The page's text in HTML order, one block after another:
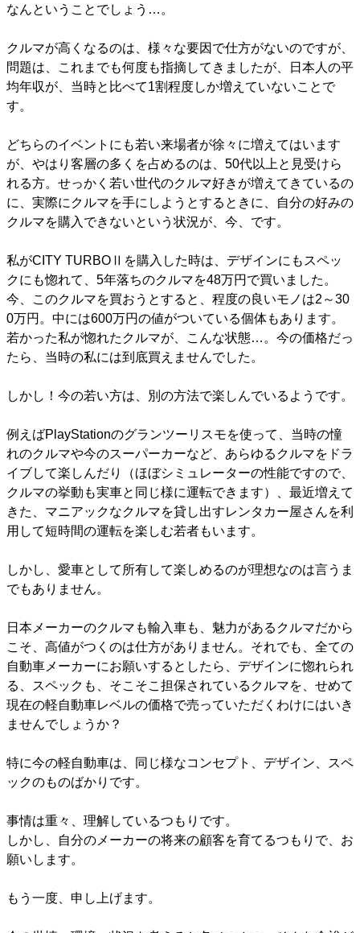
なんということでしょう…。
クルマが高くなるのは、様々な要因で仕方がないのですが、
問題は、これまでも何度も指摘してきましたが、日本人の平
均年収が、当時と比べて1割程度しか増えていないことで
す。
どちらのイベントにも若い来場者が徐々に増えてはいます
が、やはり客層の多くを占めるのは、50代以上と見受けら
れる方。せっかく若い世代のクルマ好きが増えてきているの
に、実際にクルマを手にしようとするときに、自分の好みの
クルマを購入できないという状況が、今、です。
私がCITY TURBOⅡを購入した時は、デザインにもスペッ
クにも惚れて、5年落ちのクルマを48万円で買いました。
今、このクルマを買おうとすると、程度の良いモノは2～30
0万円。中には600万円の値がついている個体もあります。
若かった私が惚れたクルマが、こんな状態…。今の価格だっ
たら、当時の私には到底買えませんでした。
しかし！今の若い方は、別の方法で楽しんでいるようです。
例えばPlayStationのグランツーリスモを使って、当時の憧
れのクルマや今のスーパーカーなど、あらゆるクルマをドラ
イブして楽しんだり（ほぼシミュレーターの性能ですので、
クルマの挙動も実車と同じ様に運転できます）、最近増えて
きた、マニアックなクルマを貸し出すレンタカー屋さんを利
用して短時間の運転を楽しむ若者もいます。
しかし、愛車として所有して楽しめるのが理想なのは言うま
でもありません。
日本メーカーのクルマも輸入車も、魅力があるクルマだから
こそ、高値がつくのは仕方がありません。それでも、全ての
自動車メーカーにお願いするとしたら、デザインに惚れられ
る、スペックも、そこそこ担保されているクルマを、せめて
現在の軽自動車レベルの価格で売っていただくわけにはいき
ませんでしょうか？
特に今の軽自動車は、同じ様なコンセプト、デザイン、スペ
ックのものばかりです。
事情は重々、理解しているつもりです。
しかし、自分のメーカーの将来の顧客を育てるつもりで、お
願いします。
もう一度、申し上げます。